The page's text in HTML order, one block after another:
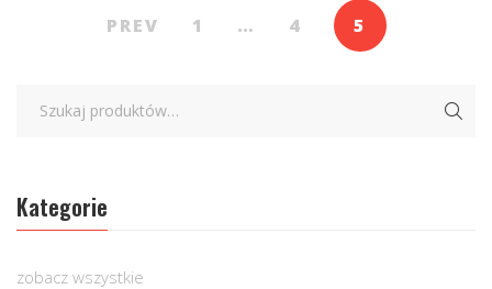
PREV 1 … 4 5
Kategorie
zobacz wszystkie